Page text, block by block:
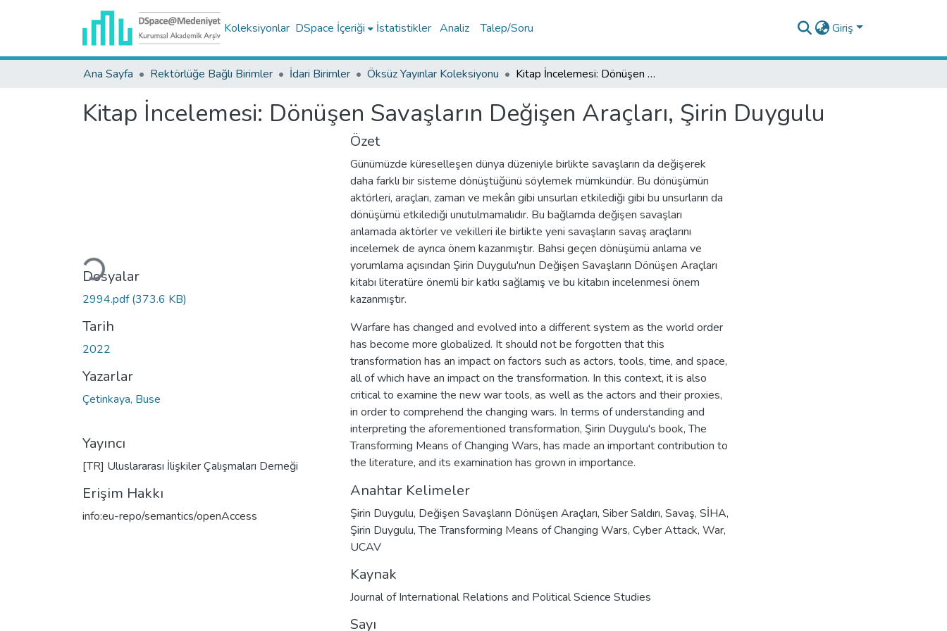
Koleksiyonlar DSpace İçeriği İstatistikler Analiz Talep/Soru Giriş
Ana Sayfa Rektörlüğe Bağlı Birimler İdari Birimler Öksüz Yayınlar Koleksiyonu Kitap İncelemesi: Dönüşen Savaşların Değişen Araçları, Şirin Duygulu
Kitap İncelemesi: Dönüşen Savaşların Değişen Araçları, Şirin Duygulu
Yükleniyor...
Dosyalar
2994.pdf(373.6 KB)
Tarih
2022
Yazarlar
Çetinkaya, Buse
Yayıncı
[TR] Uluslararası İlişkiler Çalışmaları Derneği
Erişim Hakkı
info:eu-repo/semantics/openAccess
Özet
Günümüzde küreselleşen dünya düzeniyle birlikte savaşların da değişerek
daha farklı bir sisteme dönüştüğünü söylemek mümkündür. Bu dönüşümün
aktörleri, araçları, zaman ve mekân gibi unsurları etkilediği gibi bu unsurların da
dönüşümü etkilediği unutulmamalıdır. Bu bağlamda değişen savaşları
anlamada aktörler ve vekilleri ile birlikte yeni savaşların savaş araçlarını
incelemek de ayrıca önem kazanmıştır. Bahsi geçen dönüşümü anlama ve
yorumlama açısından Şirin Duygulu'nun Değişen Savaşların Dönüşen Araçları
kitabı literatüre önemli bir katkı sağlamış ve bu kitabın incelenmesi önem
kazanmıştır.
Warfare has changed and evolved into a different system as the world order
has become more globalized. It should not be forgotten that this
transformation has an impact on factors such as actors, tools, time, and space,
all of which have an impact on the transformation. In this context, it is also
critical to examine the new war tools, as well as the actors and their proxies,
in order to comprehend the changing wars. In terms of understanding and
interpreting the aforementioned transformation, Şirin Duygulu's book, The
Transforming Means of Changing Wars, has made an important contribution to
the literature, and its examination has grown in importance.
Anahtar Kelimeler
Şirin Duygulu, Değişen Savaşların Dönüşen Araçları, Siber Saldırı, Savaş, SİHA,
Şirin Duygulu,The Transforming Means of Changing Wars, Cyber Attack, War,
UCAV
Kaynak
Journal of International Relations and Political Science Studies
Sayı